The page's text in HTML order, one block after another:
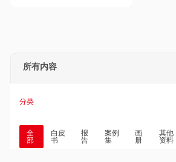
所有内容
分类
全
部
白皮
书
报
告
案例
集
画
册
其他
资料